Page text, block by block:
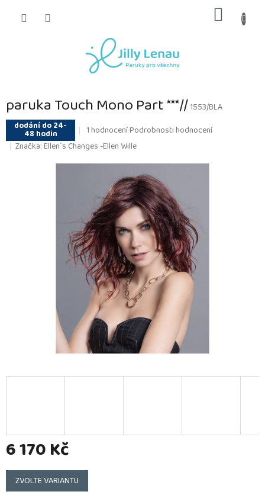
KOŠÍK
paruka Touch Mono Part ***//1553/BLA
dodání do 24-
48 hodin
Průměrné
hodnocení
produktu
je
hvězdiček.
1 hodnoceníPodrobnosti hodnocení
Značka:Ellen´s Changes -Ellen Wille
6 170 Kč
Měrná
cena:
ZVOLTE VARIANTU